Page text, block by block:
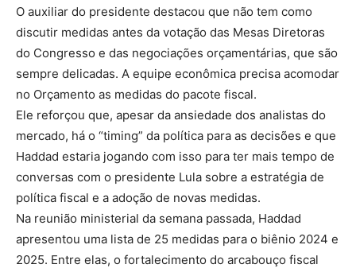
O auxiliar do presidente destacou que não tem como
discutir medidas antes da votação das Mesas Diretoras
do Congresso e das negociações orçamentárias, que são
sempre delicadas. A equipe econômica precisa acomodar
no Orçamento as medidas do pacote fiscal.
Ele reforçou que, apesar da ansiedade dos analistas do
mercado, há o “timing” da política para as decisões e que
Haddad estaria jogando com isso para ter mais tempo de
conversas com o presidente Lula sobre a estratégia de
política fiscal e a adoção de novas medidas.
Na reunião ministerial da semana passada, Haddad
apresentou uma lista de 25 medidas para o biênio 2024 e
2025. Entre elas, o fortalecimento do arcabouço fiscal